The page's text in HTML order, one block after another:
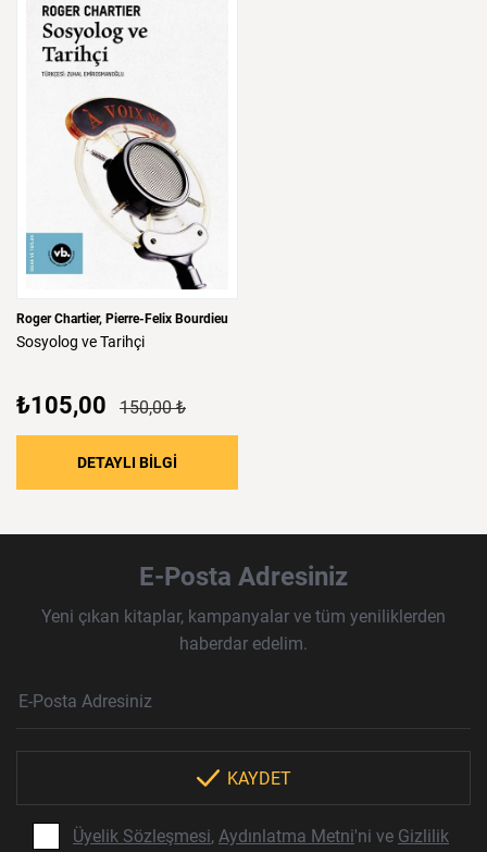
Roger Chartier Pierre-Felix Bourdieu
Sosyolog veTarihçi
₺105,00 150,00 ₺
DETAYLI BİLGİ
E-Posta Adresiniz
Yeni çıkan kitaplar, kampanyalar ve tüm yeniliklerden
haberdar edelim.
Haber Bülteni Aboneliği
KAYDET
Üyelik Sözleşmesi, Aydınlatma Metni'ni ve Gizlilik